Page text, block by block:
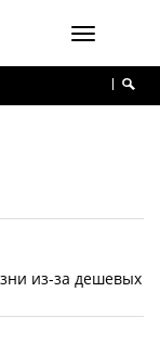
Включить
из-за дешевых